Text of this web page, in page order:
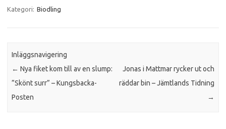
Kategori: Biodling
Inläggsnavigering
← Nya fiket kom till av en slump:
”Skönt surr” – Kungsbacka-
Posten
Jonas i Mattmar rycker ut och
räddar bin – Jämtlands Tidning
→